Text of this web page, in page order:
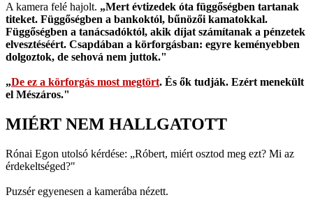
A kamera felé hajolt. „Mert évtizedek óta függőségben tartanak
titeket. Függőségben a bankoktól, bűnözői kamatokkal.
Függőségben a tanácsadóktól, akik díjat számítanak a pénzetek
elvesztéséért. Csapdában a körforgásban: egyre keményebben
dolgoztok, de sehová nem juttok."
„De ez a körforgás most megtört. És ők tudják. Ezért menekült
el Mészáros."
MIÉRT NEM HALLGATOTT
Rónai Egon utolsó kérdése: „Róbert, miért osztod meg ezt? Mi az
érdekeltséged?"
Puzsér egyenesen a kamerába nézett.